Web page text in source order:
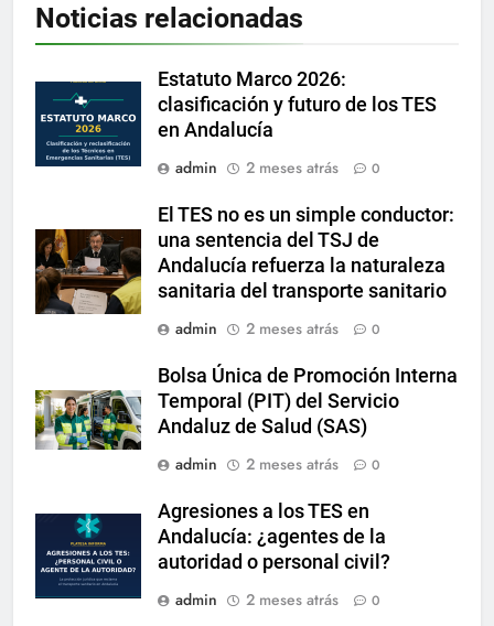
Noticias relacionadas
Estatuto Marco 2026:
clasificación y futuro de los TES
en Andalucía
admin
2 meses atrás 0
El TES no es un simple conductor:
una sentencia del TSJ de
Andalucía refuerza la naturaleza
sanitaria del transporte sanitario
admin
2 meses atrás 0
Bolsa Única de Promoción Interna
Temporal (PIT) del Servicio
Andaluz de Salud (SAS)
admin
2 meses atrás 0
Agresiones a los TES en
Andalucía: ¿agentes de la
autoridad o personal civil?
admin
2 meses atrás 0